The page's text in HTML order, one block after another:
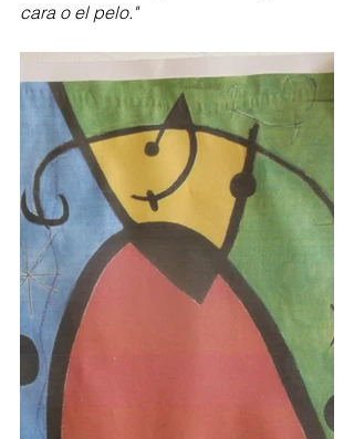
cara o el pelo."